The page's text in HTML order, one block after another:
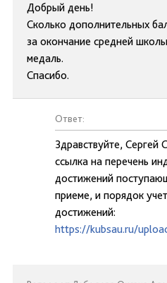
Добрый день!
Сколько дополнительных
за окончание средней
медаль.
Спасибо.
Ответ:
Здравствуйте, Сергей
ссылка на перечень
достижений
приеме, и порядок
достижений:
https://kubsau.ru/